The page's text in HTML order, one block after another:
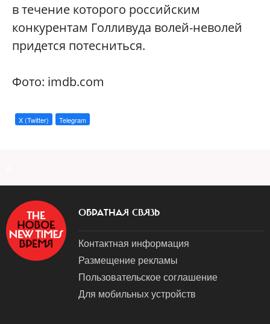
в течение которого российским
конкурентам Голливуда волей-неволей
придется потесниться.
Фото: imdb.com
X (Twitter) Telegram
ОБРАТНАЯ СВЯЗЬ
Контактная информация
Размещение рекламы
Пользовательское соглашение
Для мобильных устройств